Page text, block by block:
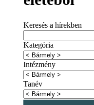
Keresés a hírekben
Kategória
Intézmény
Tanév